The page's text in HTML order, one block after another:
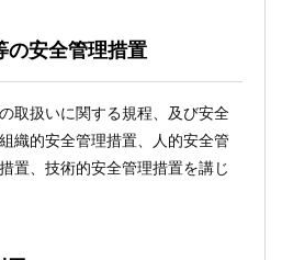
の安全管理措置
取扱いに関する規程、及び安全
織的安全管理措置、人的安全管
置、技術的安全管理措置を講じ